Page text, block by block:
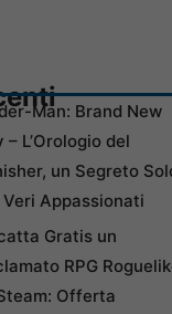
Man: Brand New
– L’Orologio del
un Segreto
Veri Appassionati
Gratis un
RPG
Offerta